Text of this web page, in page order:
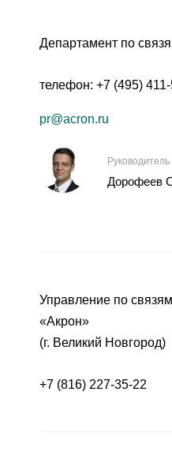
Департамент по
телефон: +7 (495)
pr@acron.ru
Дорофеев
Управление по
«Акрон»
(г. Великий Новгород)
+7 (816) 227-35-22